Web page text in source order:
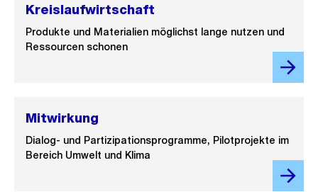
Kreislaufwirtschaft
Produkte und Materialien möglichst lange nutzen und
Ressourcen schonen
Mitwirkung
Dialog- und Partizipationsprogramme, Pilotprojekte im
Bereich Umwelt und Klima